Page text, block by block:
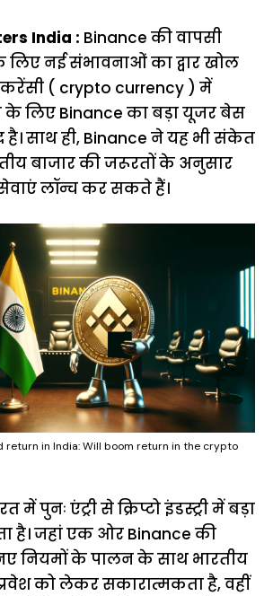
India : Binance की वापसी
लिए नई संभावनाओं का द्वार खोल
( crypto currency ) में
के लिए Binance का बड़ा यूजर बेस
साथ ही, Binance ने यह भी संकेत
बाजार की जरूरतों के अनुसार
लॉन्च कर सकते हैं।
return in India: Will boom return in the crypto
में पुनः एंट्री से क्रिप्टो इंडस्ट्री में बड़ा
है। जहां एक ओर Binance की
नियमों के पालन के साथ भारतीय
को लेकर सकारात्मकता है, वहीं